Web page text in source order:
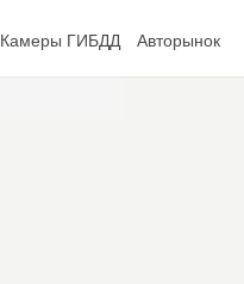
Камеры ГИБДД Авторынок